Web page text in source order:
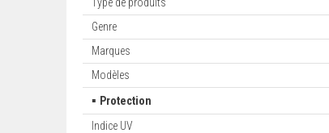
Genre
Marques
Modèles
▪ Protection
Indice UV